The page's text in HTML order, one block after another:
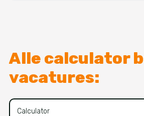
Alle calculator
vacatures: